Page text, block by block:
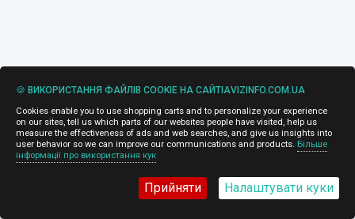
🍪 ВИКОРИСТАННЯ ФАЙЛІВ COOKIE НА САЙТІAVIZINFO.COM.UA
Cookies enable you to use shopping carts and to personalize your experience
on our sites, tell us which parts of our websites people have visited, help us
measure the effectiveness of ads and web searches, and give us insights into
user behavior so we can improve our communications and products. Більше
інформації про використання кук
Прийняти Налаштувати куки